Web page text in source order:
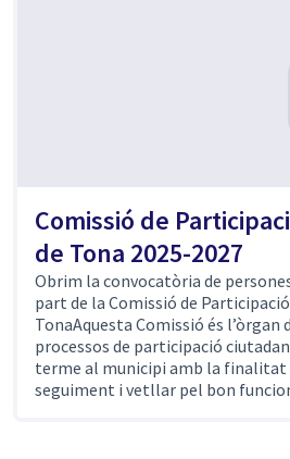
Comissió de
de Tona 2025-2027
Obrim la convocatòria de
part de la Comissió de
TonaAquesta Comissió és l’òrgan
processos de participació
terme al municipi amb la finalitat
seguiment i vetllar pel bon